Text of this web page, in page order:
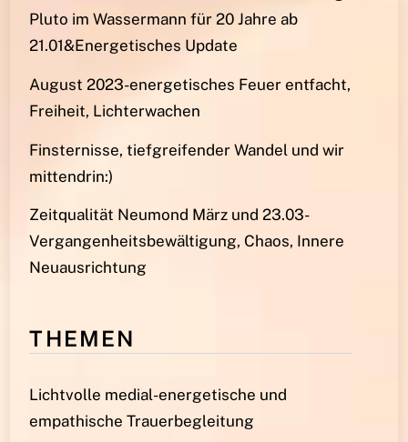
Pluto im Wassermann für 20 Jahre ab
21.01&Energetisches Update
August 2023-energetisches Feuer entfacht,
Freiheit, Lichterwachen
Finsternisse, tiefgreifender Wandel und wir
mittendrin:)
Zeitqualität Neumond März und 23.03-
Vergangenheitsbewältigung, Chaos, Innere
Neuausrichtung
THEMEN
Lichtvolle medial-energetische und
empathische Trauerbegleitung